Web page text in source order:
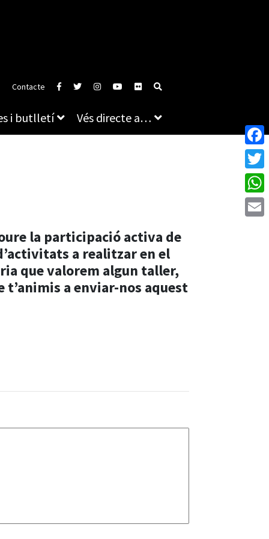
Contacte
i butlletí Vés directe a…
la participació activa de
a realitzar en el
que valorem algun taller,
a enviar-nos aquest